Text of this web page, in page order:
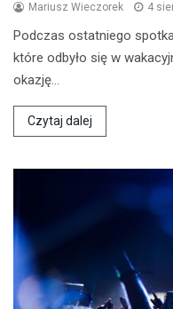
Mariusz Wieczorek 4
Podczas ostatniego
które odbyło się w
okazję…
Czytaj dalej